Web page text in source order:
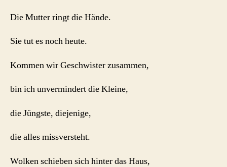
Die Mutter ringt die Hände.
Sie tut es noch heute.
Kommen wir Geschwister zusammen,
bin ich unvermindert die Kleine,
die Jüngste, diejenige,
die alles missversteht.
Wolken schieben sich hinter das Haus,